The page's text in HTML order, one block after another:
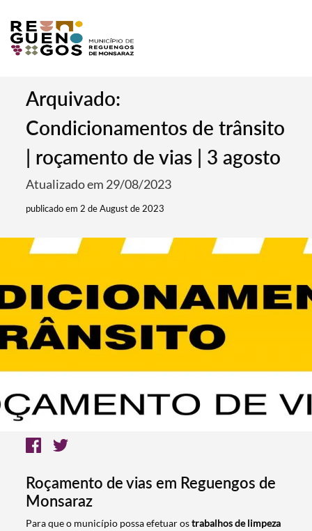
Arquivado:
Condicionamentos de trânsito
| roçamento de vias | 3 agosto
Atualizado em 29/08/2023
publicado em 2 de August de 2023
Roçamento de vias em Reguengos de
Monsaraz
Para que o município possa efetuar ostrabalhos de limpeza